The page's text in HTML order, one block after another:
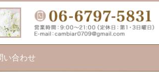
い合わせ